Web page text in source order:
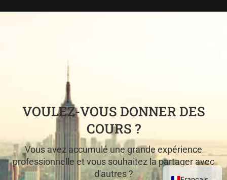
VOULEZ-VOUS DONNER DES
COURS ?
Vous avez accumulé une grande expérience
professionnelle et vous souhaitez la partager avec
d'autres ?